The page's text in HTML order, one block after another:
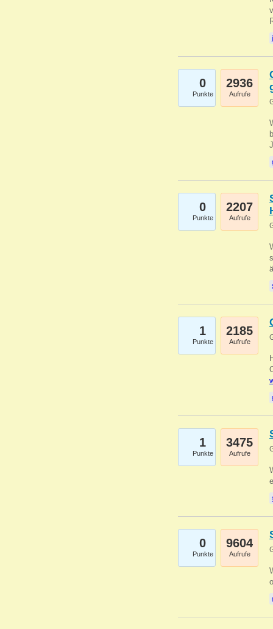
0
Punkte
2936
Aufrufe
0
Punkte
2207
Aufrufe
1
Punkte
2185
Aufrufe
1
Punkte
3475
Aufrufe
0
Punkte
9604
Aufrufe